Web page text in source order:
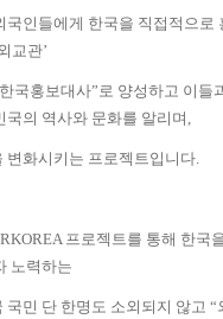
국인들에게 한국을 직접적으로
교관’
국홍보대사”로 양성하고 이들
국의 역사와 문화를 알리며,
변화시키는 프로젝트입니다.
프로젝트를 통해 한국
노력하는
국민 단 한명도 소외되지 않고 “